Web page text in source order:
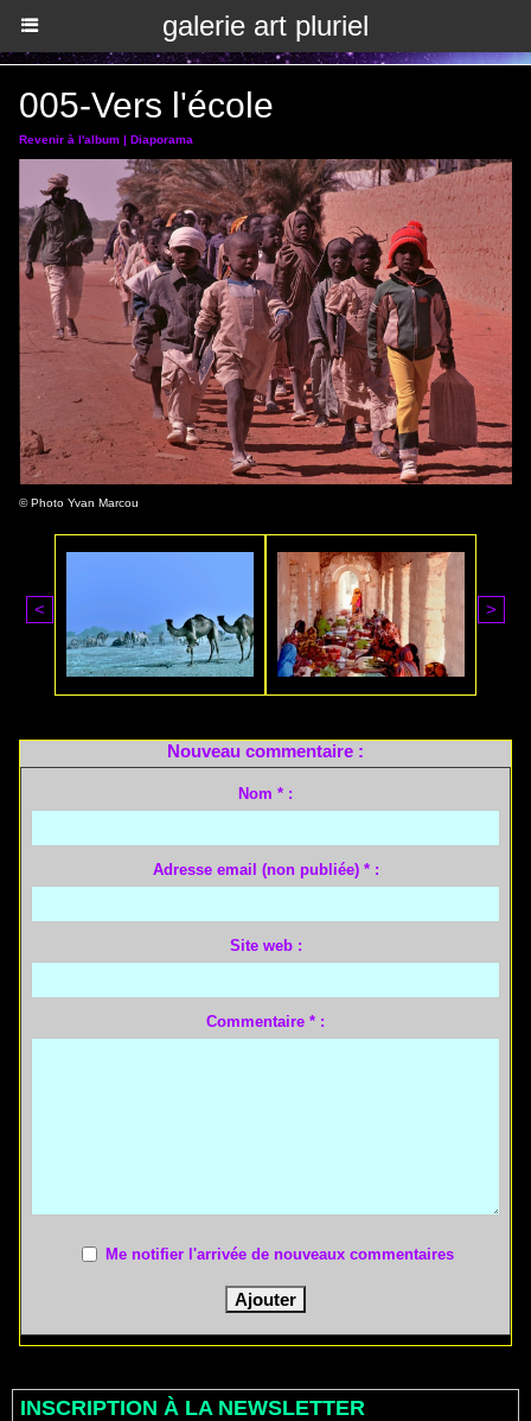
galerie art pluriel
005-Vers l'école
Revenir à l'album | Diaporama
© Photo Yvan Marcou
< >
Nouveau commentaire :
Nom * :
Adresse email (non publiée) * :
Site web :
Commentaire * :
Me notifier l'arrivée de nouveaux commentaires
INSCRIPTION À LA NEWSLETTER